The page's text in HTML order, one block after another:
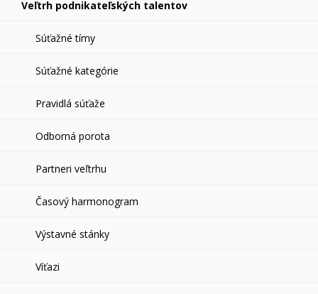
Veľtrh podnikateľských talentov
Súťažné tímy
Súťažné kategórie
Pravidlá súťaže
Odborná porota
Partneri veľtrhu
Časový harmonogram
Výstavné stánky
Víťazi